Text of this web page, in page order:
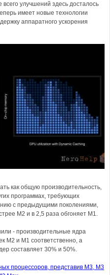
улучшений здесь досталось
имеет новые технологии
аппаратного ускорения
как общую производительность,
программах, требующих
с предыдущими поколениями,
M2 и в 2,5 раза обгоняет M1.
- производительные ядра
M2 и M1 соответственно, а
составляет 30% и 50%.